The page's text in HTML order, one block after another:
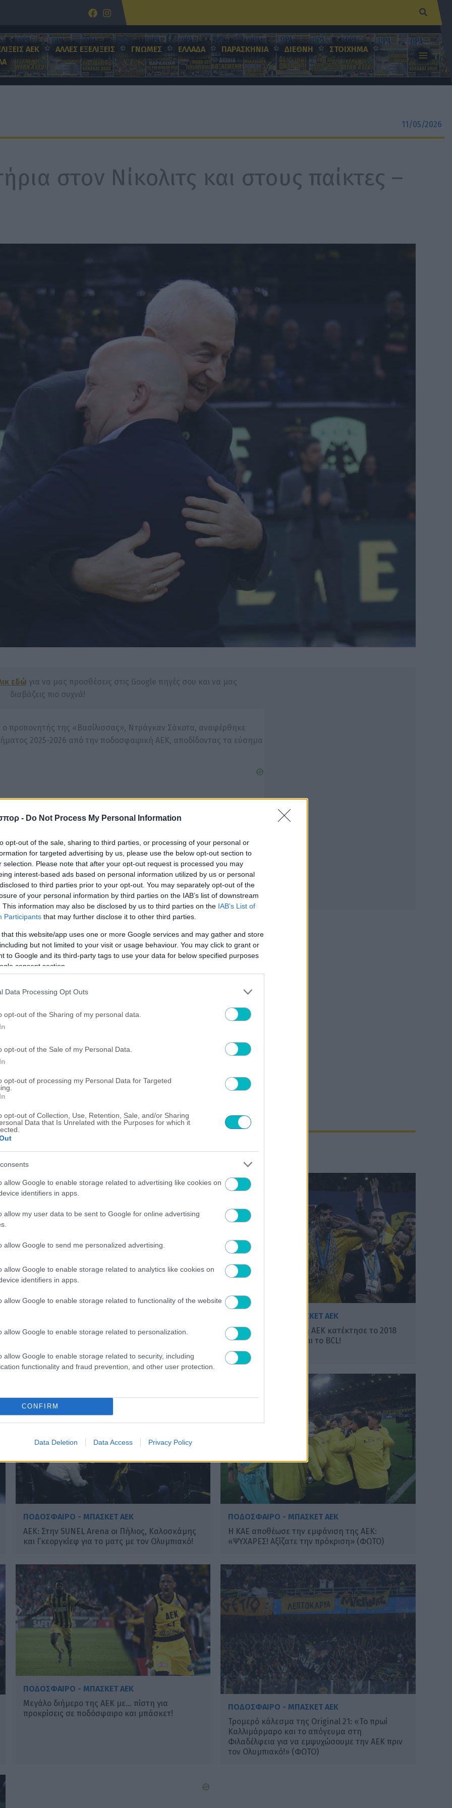
- Do Not Process My Personal Information
opt-out of the sale, sharing to third parties, or processing of your personal or
for targeted advertising by us, please use the below opt-out section to
selection. Please note that after your opt-out request is processed you may
interest-based ads based on personal information utilized by us or personal
to third parties prior to your opt-out. You may separately opt-out of the
of your personal information by third parties on the IAB’s list of downstream
This information may also be disclosed by us to third parties on the IAB’s List of
Participants that may further disclose it to other third parties.
that this website/app uses one or more Google services and may gather and store
but not limited to your visit or usage behaviour. You may click to grant or
to Google and its third-party tags to use your data for below specified purposes
consent section.
Data Processing Opt Outs
opt-out of the Sharing of my personal data.
opt-out of the Sale of my Personal Data.
opt-out of processing my Personal Data for Targeted
opt-out of Collection, Use, Retention, Sale, and/or Sharing
Data that Is Unrelated with the Purposes for which it
allow Google to enable storage related to advertising like cookies on
identifiers in apps.
allow my user data to be sent to Google for online advertising
allow Google to send me personalized advertising.
allow Google to enable storage related to analytics like cookies on
identifiers in apps.
allow Google to enable storage related to functionality of the website
allow Google to enable storage related to personalization.
allow Google to enable storage related to security, including
functionality and fraud prevention, and other user protection.
CONFIRM
Data Deletion Data Access Privacy Policy
ΑΕΚ ΑΛΛΕΣ ΕΞΕΛΙΞΕΙΣ ΓΝΩΜΕΣ ΕΛΛΑΔΑ ΠΑΡΑΣΚΗΝΙΑ ΔΙΕΘΝΗ
ΣΤΟΙΧΗΜΑ
11/05/2026
στον Νίκολιτς και στους παίκτες –
εδώ για να μας προσθέσεις στις Google πηγές σου και να μας
διαβάζεις πιο συχνά!
ο προπονητής της «Βασίλισσας», Ντράγκαν Σάκοτα, αναφέρθηκε
2025-2026 από την ποδοσφαιρική ΑΕΚ, αποδίδοντας τα εύσημα
στους παίκτες του, αλλά και σε ολόκληρο τον Οργανισμό
πήραμε το τρόπαιο. Νομίζω, ότι το αναγνωρίζει όλη η φίλαθλη
πανάξια κατάκτηση από ομάδα.
οποίο γνωρίζω και εκτιμώ απεριόριστα. Ήξερα, ότι θα κάνει τη
αρχή μίας νέας εποχής.
και συνέχεια…
Super League
ΠΟΔΟΣΦΑΙΡΟ - ΜΠΑΣΚΕΤ ΑΕΚ
Οιωνός τίτλου: Όταν η ΑΕΚ κατέκτησε το 2018
πρωτάθλημα, πήρε και το BCL!
ΠΟΔΟΣΦΑΙΡΟ - ΜΠΑΣΚΕΤ ΑΕΚ
ΑΕΚ: Στην SUNEL Arena οι Πήλιος, Καλοσκάμης
και Γκεοργκίεφ για το ματς με τον Ολυμπιακό!
ΠΟΔΟΣΦΑΙΡΟ - ΜΠΑΣΚΕΤ ΑΕΚ
Η ΚΑΕ αποθέωσε την εμφάνιση της ΑΕΚ:
«ΨΥΧΑΡΕΣ! Αξίζατε την πρόκριση» (ΦΩΤΟ)
ΠΟΔΟΣΦΑΙΡΟ - ΜΠΑΣΚΕΤ ΑΕΚ
Μεγάλο διήμερο της ΑΕΚ με… πίστη για
προκρίσεις σε ποδόσφαιρο και μπάσκετ!
ΠΟΔΟΣΦΑΙΡΟ - ΜΠΑΣΚΕΤ ΑΕΚ
Τρομερό κάλεσμα της Original 21: «Το πρωί
Καλλιμάρμαρο και το απόγευμα στη
Φιλαδέλφεια για να εμψυχώσουμε την ΑΕΚ πριν
τον Ολυμπιακό!» (ΦΩΤΟ)